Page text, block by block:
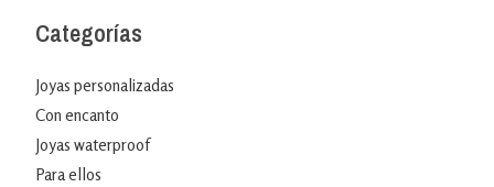
Categorías
Joyas personalizadas
Con encanto
Joyas waterproof
Para ellos